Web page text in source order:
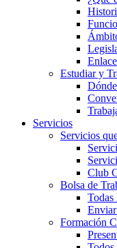
Estudiar y
Servicios
Servicios
Club
Bolsa de
Todas
Formación